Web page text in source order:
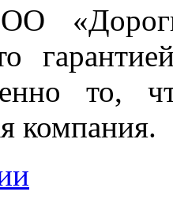
то,
компания.